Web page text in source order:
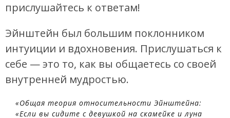
прислушайтесь к ответам!
Эйнштейн был большим поклонником
интуиции и вдохновения. Прислушаться к
себе — это то, как вы общаетесь со своей
внутренней мудростью.
«Общая теория относительности Эйнштейна:
«Если вы сидите с девушкой на скамейке и луна